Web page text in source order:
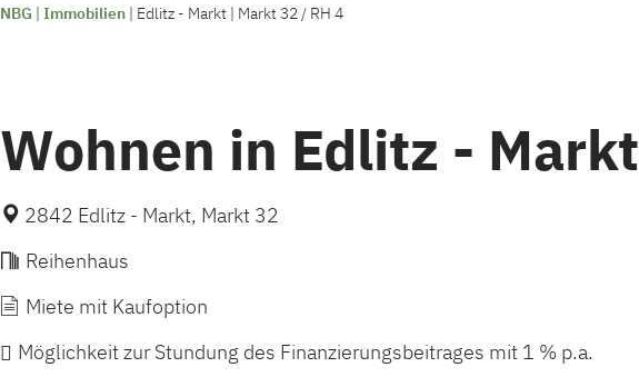
NBG | Immobilien | Edlitz - Markt | Markt 32 / RH 4
Wohnen in Edlitz - Markt
2842 Edlitz - Markt, Markt 32
Reihenhaus
Miete mit Kaufoption
Möglichkeit zur Stundung des Finanzierungsbeitrages mit 1 % p.a.